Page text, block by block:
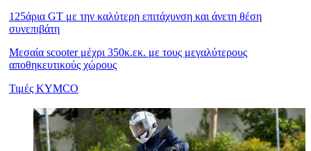
125άρια GT με την καλύτερη επιτάχυνση και άνετη θέση
συνεπιβάτη
Μεσαία scooter μέχρι 350κ.εκ. με τους μεγαλύτερους
αποθηκευτικούς χώρους
Τιμές KYMCO